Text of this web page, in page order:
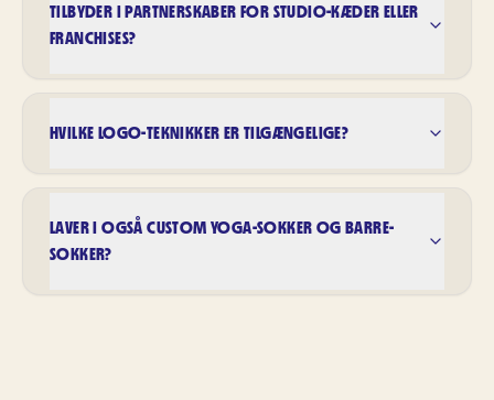
TILBYDER I PARTNERSKABER FOR STUDIO-KÆDER ELLER
FRANCHISES?
HVILKE LOGO-TEKNIKKER ER TILGÆNGELIGE?
LAVER I OGSÅ CUSTOM YOGA-SOKKER OG BARRE-
SOKKER?